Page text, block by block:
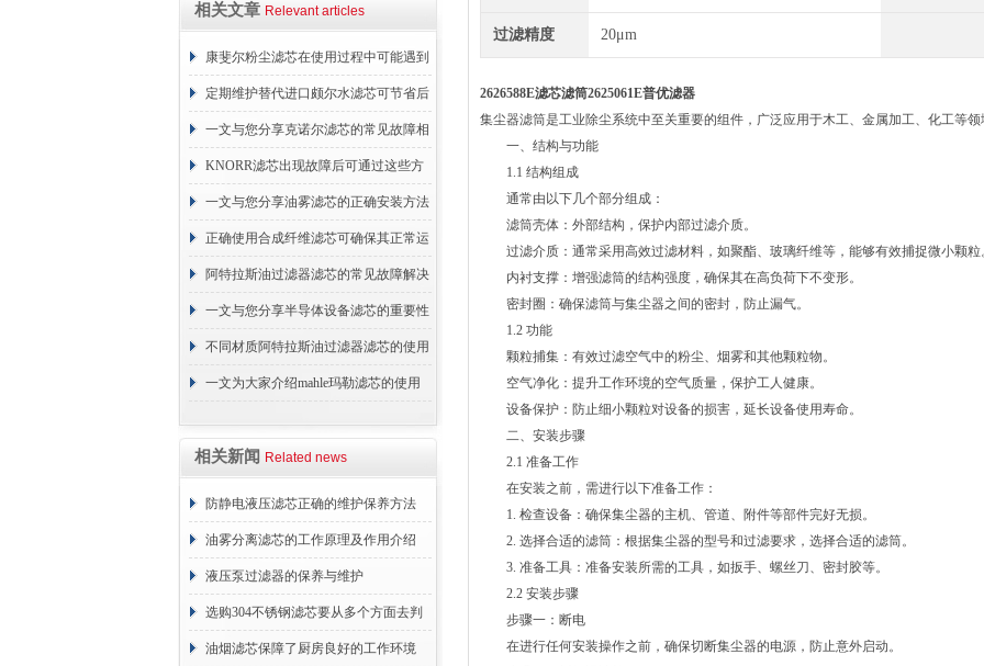
相关文章 Relevant articles
康斐尔粉尘滤芯在使用过程中可能遇到
的故障相应解决方法分享
定期维护替代进口颇尔水滤芯可节省后
续更换成本
一文与您分享克诺尔滤芯的常见故障相
应解决方法
KNORR滤芯出现故障后可通过这些方
法解决
一文与您分享油雾滤芯的正确安装方法
正确使用合成纤维滤芯可确保其正常运
行
阿特拉斯油过滤器滤芯的常见故障解决
方法介绍
一文与您分享半导体设备滤芯的重要性
不同材质阿特拉斯油过滤器滤芯的使用
周期区别介绍
一文为大家介绍mahle玛勒滤芯的使用
相关新闻 Related news
防静电液压滤芯正确的维护保养方法
油雾分离滤芯的工作原理及作用介绍
液压泵过滤器的保养与维护
选购304不锈钢滤芯要从多个方面去判
断
油烟滤芯保障了厨房良好的工作环境
过滤精度 20μm
2626588E滤芯滤筒2625061E普优滤器
集尘器滤筒是工业除尘系统中至关重要的组件，广泛应用于木工、金属加工、化工等
一、结构与功能
1.1 结构组成
通常由以下几个部分组成：
滤筒壳体：外部结构，保护内部过滤介质。
过滤介质：通常采用高效过滤材料，如聚酯、玻璃纤维等，能够有效捕捉微小颗粒
内衬支撑：增强滤筒的结构强度，确保其在高负荷下不变形。
密封圈：确保滤筒与集尘器之间的密封，防止漏气。
1.2 功能
颗粒捕集：有效过滤空气中的粉尘、烟雾和其他颗粒物。
空气净化：提升工作环境的空气质量，保护工人健康。
设备保护：防止细小颗粒对设备的损害，延长设备使用寿命。
二、安装步骤
2.1 准备工作
在安装之前，需进行以下准备工作：
1. 检查设备：确保集尘器的主机、管道、附件等部件完好无损。
2. 选择合适的滤筒：根据集尘器的型号和过滤要求，选择合适的滤筒。
3. 准备工具：准备安装所需的工具，如扳手、螺丝刀、密封胶等。
2.2 安装步骤
步骤一：断电
在进行任何安装操作之前，确保切断集尘器的电源，防止意外启动。